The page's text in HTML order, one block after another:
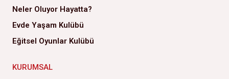
Neler Oluyor Hayatta?
Evde Yaşam Kulübü
Eğitsel Oyunlar Kulübü
KURUMSAL